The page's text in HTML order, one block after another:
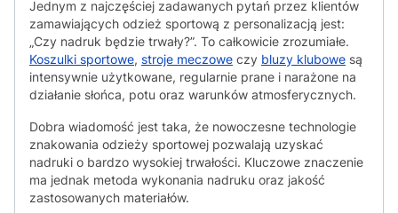
Jednym z najczęściej zadawanych pytań przez klientów
zamawiających odzież sportową z personalizacją jest:
„Czy nadruk będzie trwały?”. To całkowicie zrozumiałe.
Koszulki sportowe, stroje meczowe czy bluzy klubowe są
intensywnie użytkowane, regularnie prane i narażone na
działanie słońca, potu oraz warunków atmosferycznych.
Dobra wiadomość jest taka, że nowoczesne technologie
znakowania odzieży sportowej pozwalają uzyskać
nadruki o bardzo wysokiej trwałości. Kluczowe znaczenie
ma jednak metoda wykonania nadruku oraz jakość
zastosowanych materiałów.